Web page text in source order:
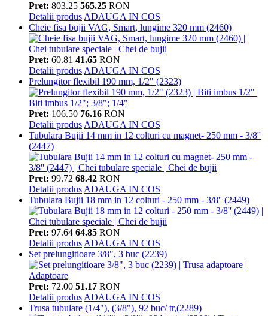
Pret: 803.25 565.25 RON
Detalii produs ADAUGA IN COS
Cheie fisa bujii VAG, Smart, lungime 320 mm (2460)
Pret: 60.81 41.65 RON
Detalii produs ADAUGA IN COS
Prelungitor flexibil 190 mm, 1/2" (2323)
Pret: 106.50 76.16 RON
Detalii produs ADAUGA IN COS
Tubulara Bujii 14 mm in 12 colturi cu magnet- 250 mm - 3/8''
(2447)
Pret: 99.72 68.42 RON
Detalii produs ADAUGA IN COS
Tubulara Bujii 18 mm in 12 colturi - 250 mm - 3/8'' (2449)
Pret: 97.64 64.85 RON
Detalii produs ADAUGA IN COS
Set prelungitioare 3/8", 3 buc (2239)
Pret: 72.00 51.17 RON
Detalii produs ADAUGA IN COS
Trusa tubulare (1/4"), (3/8"), 92 buc/ tr,(2289)